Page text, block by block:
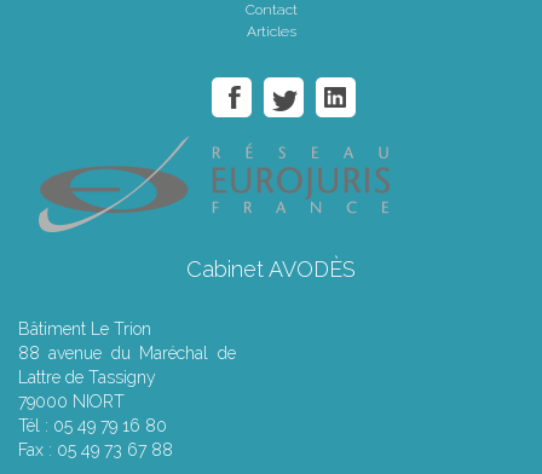
Contact
Articles
Cabinet AVODÈS
Bâtiment Le Trion
88 avenue du Maréchal de
Lattre de Tassigny
79000 NIORT
Tél : 05 49 79 16 80
Fax : 05 49 73 67 88